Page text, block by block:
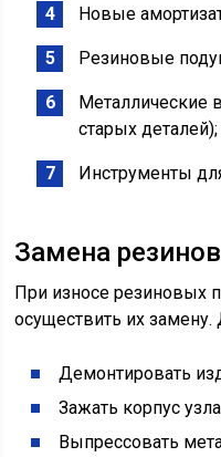
Новые
Резиновые
Металлические
старых деталей);
Инструменты
Замена
При износе резиновых
осуществить их замену.
Демонтировать
Зажать корпус
Выпрессовать